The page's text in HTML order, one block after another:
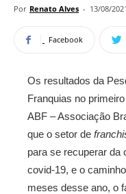
Por Renato Alves - 13/08/2021
Facebook
Os resultados da
Franquias no
ABF – Associação
que o setor de
para se recuperar da
covid-19, e o
meses desse ano, o